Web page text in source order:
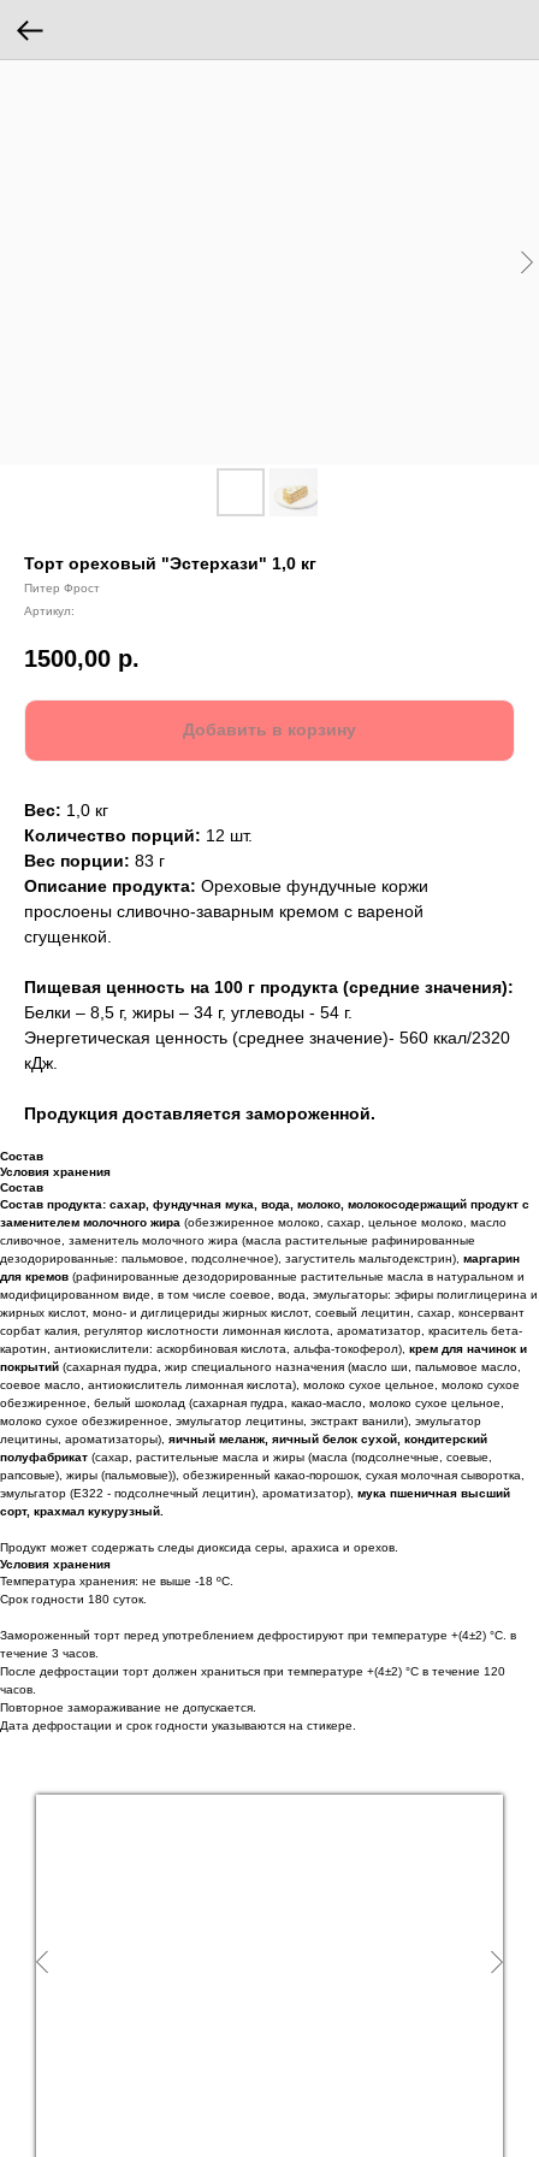
Торт ореховый "Эстерхази" 1,0 кг
Питер Фрост
Артикул:
1500,00 р.
Добавить в корзину
Вес: 1,0 кг
Количество порций: 12 шт.
Вес порции: 83 г
Описание продукта: Ореховые фундучные коржи
прослоены сливочно-заварным кремом с вареной
сгущенкой.
Пищевая ценность на 100 г продукта (средние значения):
Белки – 8,5 г, жиры – 34 г, углеводы - 54 г.
Энергетическая ценность (среднее значение)- 560 ккал/2320
кДж.
Продукция доставляется замороженной.
Состав
Условия хранения
Состав
Состав продукта: сахар, фундучная мука, вода, молоко, молокосодержащий продукт с
заменителем молочного жира (обезжиренное молоко, сахар, цельное молоко, масло
сливочное, заменитель молочного жира (масла растительные рафинированные
дезодорированные: пальмовое, подсолнечное), загуститель мальтодекстрин), маргарин
для кремов (рафинированные дезодорированные растительные масла в натуральном и
модифицированном виде, в том числе соевое, вода, эмульгаторы: эфиры полиглицерина и
жирных кислот, моно- и диглицериды жирных кислот, соевый лецитин, сахар, консервант
сорбат калия, регулятор кислотности лимонная кислота, ароматизатор, краситель бета-
каротин, антиокислители: аскорбиновая кислота, альфа-токоферол), крем для начинок и
покрытий (сахарная пудра, жир специального назначения (масло ши, пальмовое масло,
соевое масло, антиокислитель лимонная кислота), молоко сухое цельное, молоко сухое
обезжиренное, белый шоколад (сахарная пудра, какао-масло, молоко сухое цельное,
молоко сухое обезжиренное, эмульгатор лецитины, экстракт ванили), эмульгатор
лецитины, ароматизаторы), яичный меланж, яичный белок сухой, кондитерский
полуфабрикат (сахар, растительные масла и жиры (масла (подсолнечные, соевые,
рапсовые), жиры (пальмовые)), обезжиренный какао-порошок, сухая молочная сыворотка,
эмульгатор (Е322 - подсолнечный лецитин), ароматизатор), мука пшеничная высший
сорт, крахмал кукурузный.
Продукт может содержать следы диоксида серы, арахиса и орехов.
Условия хранения
Температура хранения: не выше -18 ºС.
Срок годности 180 суток.
Замороженный торт перед употреблением дефростируют при температуре +(4±2) °С. в
течение 3 часов.
После дефростации торт должен храниться при температуре +(4±2) °С в течение 120
часов.
Повторное замораживание не допускается.
Дата дефростации и срок годности указываются на стикере.